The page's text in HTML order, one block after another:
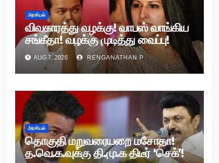
அரசியல்
விவகாரத்து வழக்கு! வாபஸ் வாங்கிய
சங்கீதா! வழக்கு முடித்து வைப்பு!
AUG 7, 2026 RENGANATHAN P
அரசியல்
தொகுதி மறுவரையறை மசோதா!
த.வெ.க.வுக்கு தி.மு.க திடீர் ‘செக்’!